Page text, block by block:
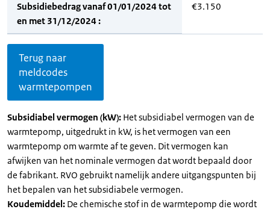
Subsidiebedrag vanaf 01/01/2024 tot
en met 31/12/2024 :
€3.150
Terug naar
meldcodes
warmtepompen
Subsidiabel vermogen (kW): Het subsidiabel vermogen van de
warmtepomp, uitgedrukt in kW, is het vermogen van een
warmtepomp om warmte af te geven. Dit vermogen kan
afwijken van het nominale vermogen dat wordt bepaald door
de fabrikant. RVO gebruikt namelijk andere uitgangspunten bij
het bepalen van het subsidiabele vermogen.
Koudemiddel: De chemische stof in de warmtepomp die wordt